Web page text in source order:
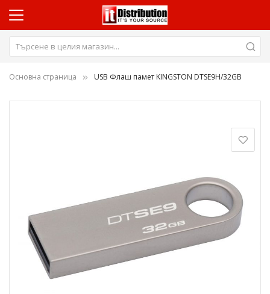
Основна страница USB Флаш памет KINGSTON DTSE9H/32GB